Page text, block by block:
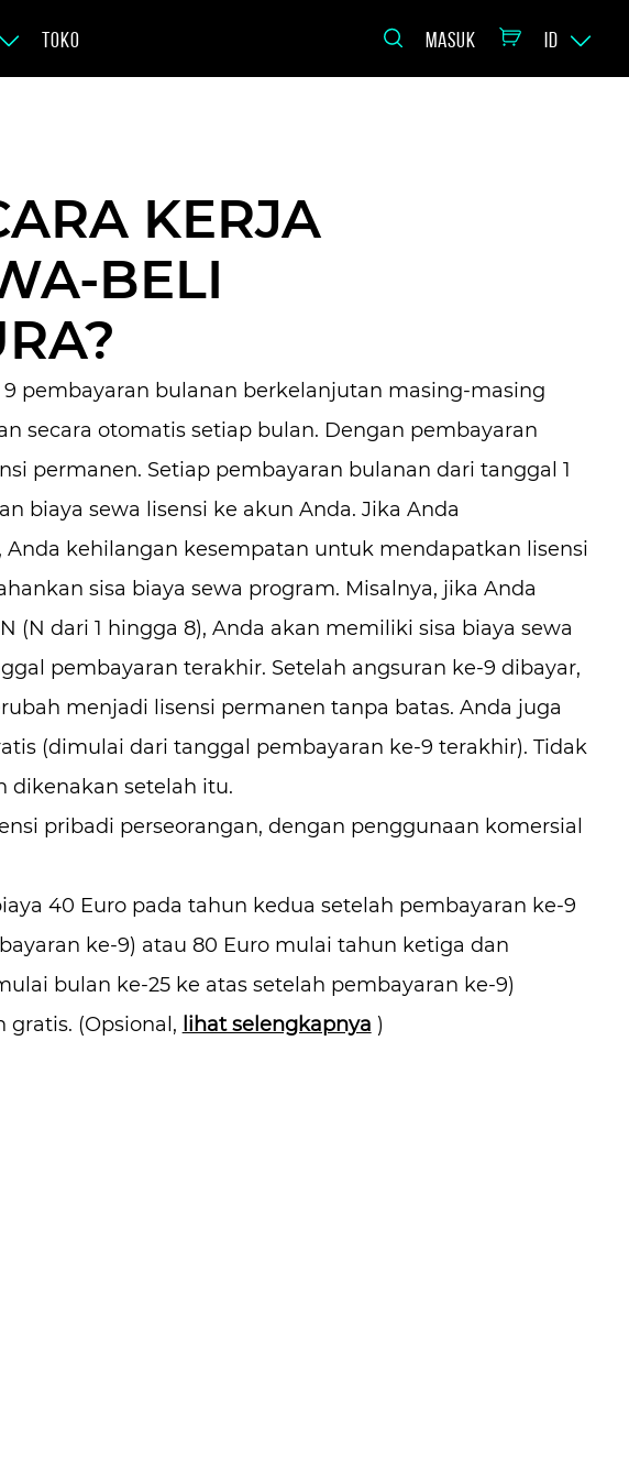
TOKO MASUK ID
KERJA
BELI
pembayaran bulanan berkelanjutan masing-masing
secara otomatis setiap bulan. Dengan pembayaran
permanen. Setiap pembayaran bulanan dari tanggal 1
biaya sewa lisensi ke akun Anda. Jika Anda
kehilangan kesempatan untuk mendapatkan lisensi
sisa biaya sewa program. Misalnya, jika Anda
(N dari 1 hingga 8), Anda akan memiliki sisa biaya sewa
pembayaran terakhir. Setelah angsuran ke-9 dibayar,
menjadi lisensi permanen tanpa batas. Anda juga
(dimulai dari tanggal pembayaran ke-9 terakhir). Tidak
dikenakan setelah itu.
pribadi perseorangan, dengan penggunaan komersial
40 Euro pada tahun kedua setelah pembayaran ke-9
ke-9) atau 80 Euro mulai tahun ketiga dan
bulan ke-25 ke atas setelah pembayaran ke-9)
(Opsional, lihat selengkapnya )